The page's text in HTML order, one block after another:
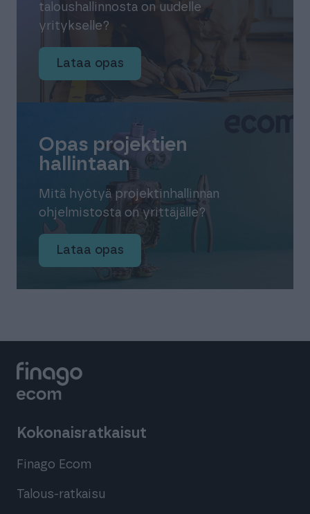
taloushallinnosta on uudelle
yritykselle?
Lataa opas
Opas projektien
hallintaan
Mitä hyötyä projektinhallinnan
ohjelmistosta on yrittäjälle?
Lataa opas
Kokonaisratkaisut
Finago Ecom
Talous-ratkaisu